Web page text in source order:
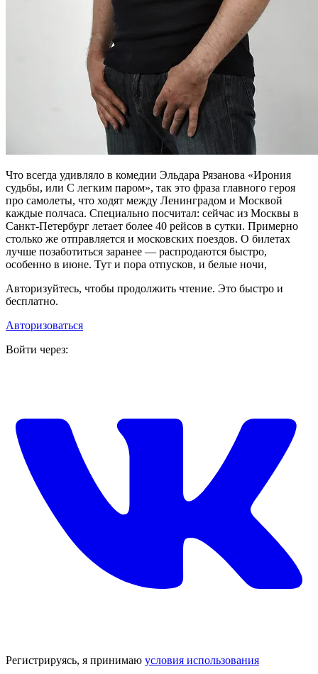
Что всегда удивляло в комедии Эльдара Рязанова «Ирония
судьбы, или С легким паром», так это фраза главного героя
про самолеты, что ходят между Ленинградом и Москвой
каждые полчаса. Специально посчитал: сейчас из Москвы в
Санкт-Петербург летает более 40 рейсов в сутки. Примерно
столько же отправляется и московских поездов. О билетах
лучше позаботиться заранее — распродаются быстро,
особенно в июне. Тут и пора отпусков, и белые ночи,
Авторизуйтесь, чтобы продолжить чтение. Это быстро и
бесплатно.
Авторизоваться
Войти через:
Регистрируясь, я принимаю условия использования